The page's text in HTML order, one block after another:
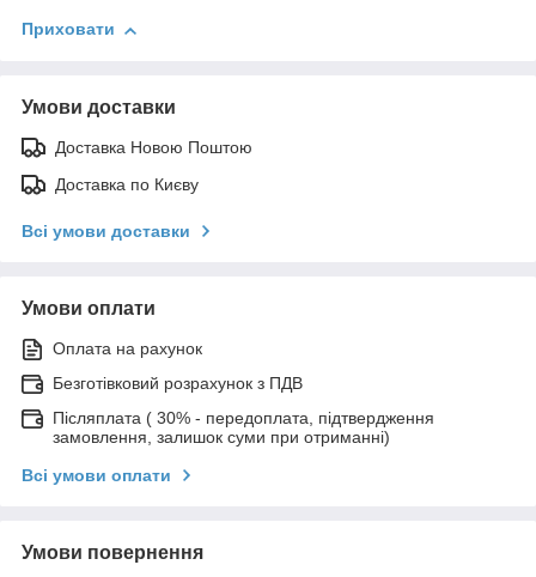
Приховати
Умови доставки
Доставка Новою Поштою
Доставка по Києву
Всі умови доставки
Умови оплати
Оплата на рахунок
Безготівковий розрахунок з ПДВ
Післяплата ( 30% - передоплата, підтвердження
замовлення, залишок суми при отриманні)
Всі умови оплати
Умови повернення